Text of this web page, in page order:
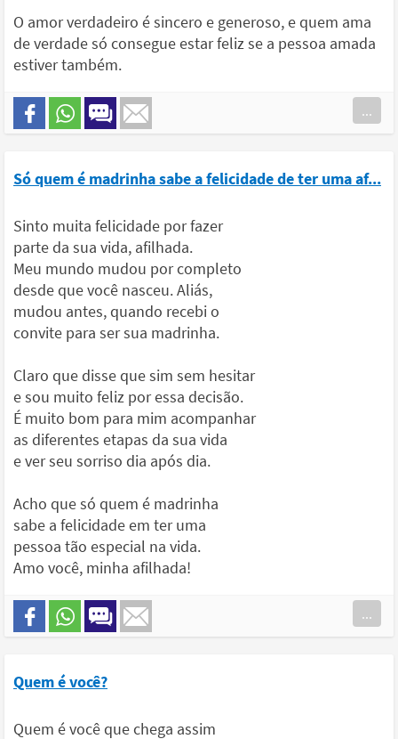
O amor verdadeiro é sincero e generoso, e quem ama
de verdade só consegue estar feliz se a pessoa amada
estiver também.
...
Só quem é madrinha sabe a felicidade de ter uma af...
Sinto muita felicidade por fazer
parte da sua vida, afilhada.
Meu mundo mudou por completo
desde que você nasceu. Aliás,
mudou antes, quando recebi o
convite para ser sua madrinha.
Claro que disse que sim sem hesitar
e sou muito feliz por essa decisão.
É muito bom para mim acompanhar
as diferentes etapas da sua vida
e ver seu sorriso dia após dia.
Acho que só quem é madrinha
sabe a felicidade em ter uma
pessoa tão especial na vida.
Amo você, minha afilhada!
...
Quem é você?
Quem é você que chega assim